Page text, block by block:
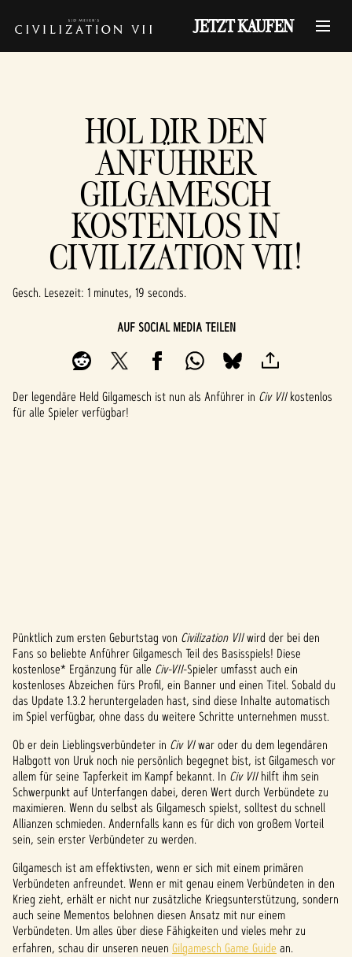
JETZT KAUFEN
HOL DIR DEN
ANFÜHRER
GILGAMESCH
KOSTENLOS IN
CIVILIZATION VII!
Gesch. Lesezeit 1 minutes, 19 seconds
AUF SOCIAL MEDIA TEILEN
Der legendäre Held Gilgamesch ist nun als Anführer in Civ VIIkostenlos
für alle Spieler verfügbar!
A
c
c
e
p
t
&
P
l
a
y
Pünktlich zum ersten Geburtstag von Civilization VIIwird der bei den
Fans so beliebte Anführer Gilgamesch Teil des Basisspiels! Diese
kostenlose* Ergänzung für alle Civ-VII-Spieler umfasst auch ein
kostenloses Abzeichen fürs Profil, ein Banner und einen Titel. Sobald du
das Update 1.3.2 heruntergeladen hast, sind diese Inhalte automatisch
im Spiel verfügbar, ohne dass du weitere Schritte unternehmen musst.
Ob er dein Lieblingsverbündeter in Civ VIwar oder du dem legendären
Halbgott von Uruk noch nie persönlich begegnet bist, ist Gilgamesch vor
allem für seine Tapferkeit im Kampf bekannt. In Civ VIIhilft ihm sein
Schwerpunkt auf Unterfangen dabei, deren Wert durch Verbündete zu
maximieren. Wenn du selbst als Gilgamesch spielst, solltest du schnell
Allianzen schmieden. Andernfalls kann es für dich von großem Vorteil
sein, sein erster Verbündeter zu werden.
Gilgamesch ist am effektivsten, wenn er sich mit einem primären
Verbündeten anfreundet. Wenn er mit genau einem Verbündeten in den
Krieg zieht, erhält er nicht nur zusätzliche Kriegsunterstützung, sondern
auch seine Mementos belohnen diesen Ansatz mit nur einem
Verbündeten. Um alles über diese Fähigkeiten und vieles mehr zu
erfahren, schau dir unseren neuen Gilgamesch Game Guide an.